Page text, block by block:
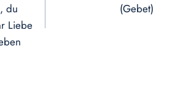
du
Liebe
(Gebet)